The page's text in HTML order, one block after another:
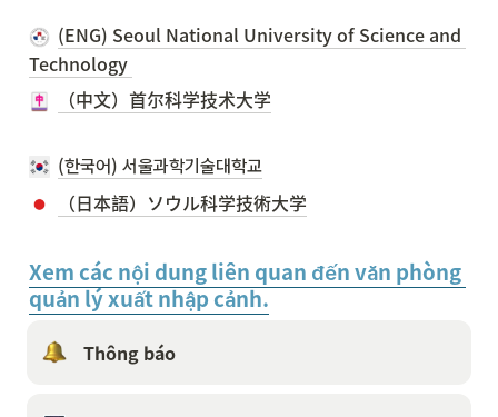
(ENG) Seoul National University of Science and
Technology
（中文）首尔科学技术大学
(한국어) 서울과학기술대학교
（日本語）ソウル科学技術大学
Xem các nội dung liên quan đến văn phòng
quản lý xuất nhập cảnh.
Thông báo